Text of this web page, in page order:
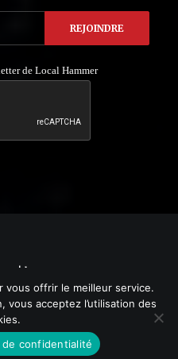
de Local Hammer
| by
vous offrir le meilleur service.
vous acceptez l’utilisation des
de confidentialité